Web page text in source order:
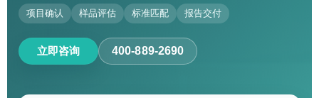
项目确认 样品评估 标准匹配 报告交付
立即咨询 400-889-2690